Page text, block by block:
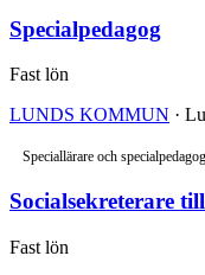
Specialpedagog
Fast lön
LUNDS KOMMUN ·
Speciallärare och
Socialsekreterare
Fast lön